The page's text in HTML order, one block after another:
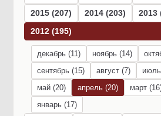
2015 (207)
2014 (203)
2013
2012 (195)
декабрь (11) ноябрь (14)
сентябрь (15)
август (7)
май (20)
апрель (20) март
январь (17)